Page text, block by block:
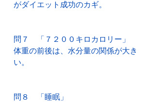
がダイエット成功のカギ。
問７　「７２００キロカロリー」
体重の前後は、水分量の関係が大き
い。
問８　「睡眠」